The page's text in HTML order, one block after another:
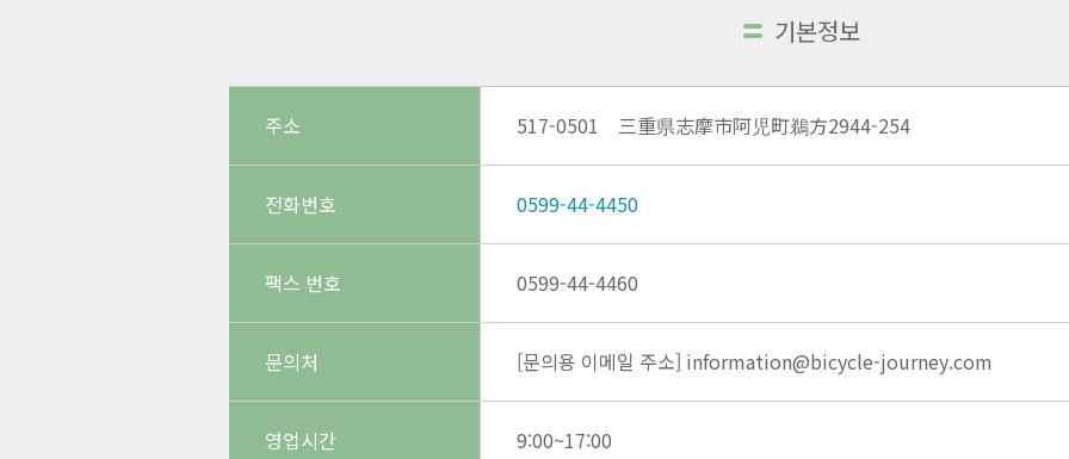
기본정보
주소 517-0501 三重県志摩市阿児町鵜方2944-254
전화번호 0599-44-4450
팩스 번호 0599-44-4460
문의처 [문의용 이메일 주소] information@bicycle-journey.com
영업시간 9:00~17:00